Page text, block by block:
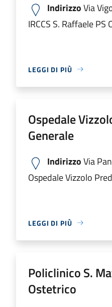
IndirizzoVia
IRCCS S. Raffaele PS
LEGGI DI PIÙ
Ospedale
Generale
IndirizzoVia
Ospedale Vizzolo
LEGGI DI PIÙ
Policlinico S.
Ostetrico